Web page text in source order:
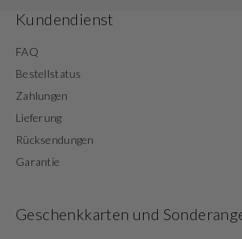
Kundendienst
FAQ
Bestellstatus
Zahlungen
Lieferung
Rücksendungen
Garantie
Geschenkkarten und